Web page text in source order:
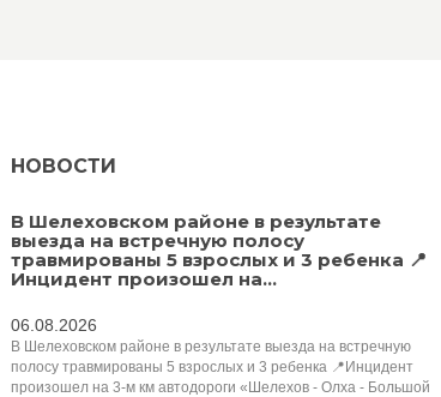
НОВОСТИ
В Шелеховском районе в результате
выезда на встречную полосу
травмированы 5 взрослых и 3 ребенка 📍
Инцидент произошел на...
06.08.2026
В Шелеховском районе в результате выезда на встречную
полосу травмированы 5 взрослых и 3 ребенка 📍Инцидент
произошел на 3-м км автодороги «Шелехов - Олха - Большой